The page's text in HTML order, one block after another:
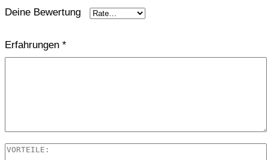
Deine Bewertung
Erfahrungen *